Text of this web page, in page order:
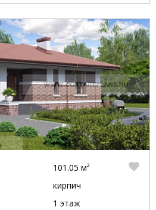
101.05 м²
кирпич
1 этаж